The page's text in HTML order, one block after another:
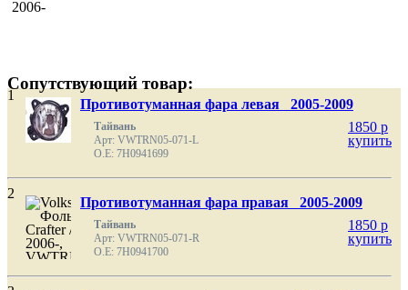
Сопутствующий товар:
1
Противотуманная фара левая 2005-2009
Тайвань
Арт: VWTRN05-071-L
O.E: 7H0941699
1850 p
купить
2
Противотуманная фара правая 2005-2009
Тайвань
Арт: VWTRN05-071-R
O.E: 7H0941700
1850 p
купить